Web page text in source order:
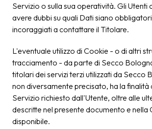
Servizio o sulla sua operatività. Gli Utenti
avere dubbi su quali Dati siano
incoraggiati a contattare il Titolare.
L'eventuale utilizzo di Cookie - o di altri
tracciamento - da parte di Secco
titolari dei servizi terzi utilizzati da Secco
non diversamente precisato, ha la finalità
Servizio richiesto dall'Utente, oltre alle
descritte nel presente documento e nella
disponibile.